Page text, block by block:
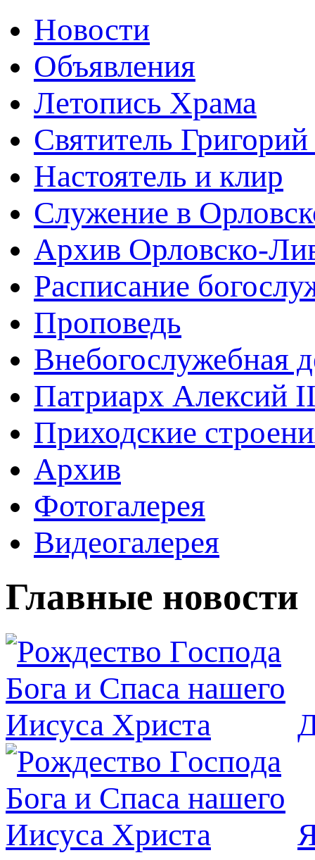
Новости
Объявления
Летопись Храма
Святитель
Настоятель и клир
Служение в
Архив Орловско-
Расписание
Проповедь
Внебогослужебная
Патриарх Алексий
Приходские
Архив
Фотогалерея
Видеогалерея
Главные новости